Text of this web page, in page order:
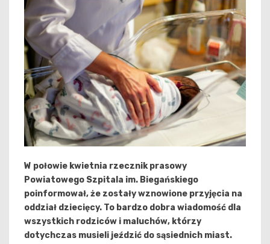
W połowie kwietnia rzecznik prasowy
Powiatowego Szpitala im. Biegańskiego
poinformował, że zostały wznowione przyjęcia na
oddział dziecięcy. To bardzo dobra wiadomość dla
wszystkich rodziców i maluchów, którzy
dotychczas musieli jeździć do sąsiednich miast.